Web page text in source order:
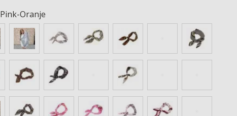
Pink-Oranje